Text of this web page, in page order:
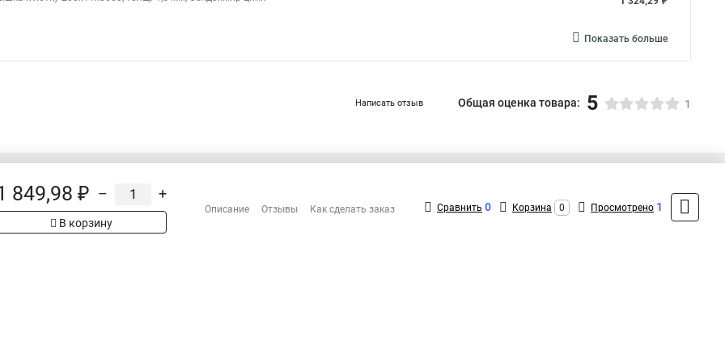
Показать больше
Написать отзыв Общая оценка товара: 5 1
на сайте имеет
товар
Сотрудничество
+7 (495) 432-09-09
MAX: +7 (936) 148-00-15
849,98 ₽ – +
В корзину
Описание Отзывы Как сделать заказ Сравнить 0 Корзина 0 Просмотрено 1